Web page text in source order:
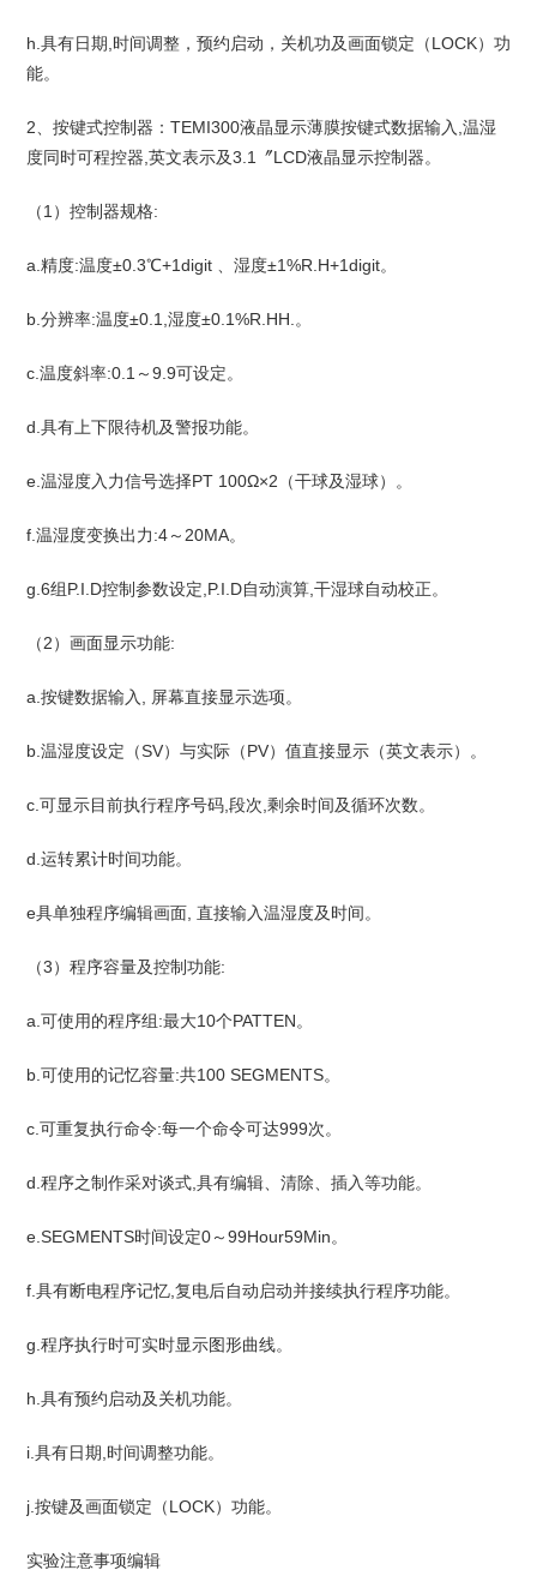
h.具有日期,时间调整，预约启动，关机功及画面锁定（LOCK）功
能。
2、按键式控制器：TEMI300液晶显示薄膜按键式数据输入,温湿
度同时可程控器,英文表示及3.1〞LCD液晶显示控制器。
（1）控制器规格:
a.精度:温度±0.3℃+1digit 、湿度±1%R.H+1digit。
b.分辨率:温度±0.1,湿度±0.1%R.HH.。
c.温度斜率:0.1～9.9可设定。
d.具有上下限待机及警报功能。
e.温湿度入力信号选择PT 100Ω×2（干球及湿球）。
f.温湿度变换出力:4～20MA。
g.6组P.I.D控制参数设定,P.I.D自动演算,干湿球自动校正。
（2）画面显示功能:
a.按键数据输入, 屏幕直接显示选项。
b.温湿度设定（SV）与实际（PV）值直接显示（英文表示）。
c.可显示目前执行程序号码,段次,剩余时间及循环次数。
d.运转累计时间功能。
e具单独程序编辑画面, 直接输入温湿度及时间。
（3）程序容量及控制功能:
a.可使用的程序组:最大10个PATTEN。
b.可使用的记忆容量:共100 SEGMENTS。
c.可重复执行命令:每一个命令可达999次。
d.程序之制作采对谈式,具有编辑、清除、插入等功能。
e.SEGMENTS时间设定0～99Hour59Min。
f.具有断电程序记忆,复电后自动启动并接续执行程序功能。
g.程序执行时可实时显示图形曲线。
h.具有预约启动及关机功能。
i.具有日期,时间调整功能。
j.按键及画面锁定（LOCK）功能。
实验注意事项编辑